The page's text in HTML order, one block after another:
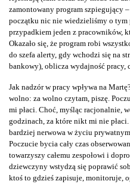
zamontowany program szpiegujący
początku nic nie wiedzieliśmy o tym
przypadkiem jeden z pracowników,
Okazało się, że program robi
do szefa alerty, gdy wchodzi się na
bankowy), oblicza wydajność
Jak nadzór w pracy wpływa na
wolno: za wolno czytam, piszę.
mi płaci. Choć, myśląc racjonalnie,
godzinach, za które nikt mi nie płaci.
bardziej nerwowa w życiu
Poczucie bycia cały czas
towarzyszy całemu zespołowi i
dziewczyny wstydzą się poprawić
ktoś to gdzieś zapisuje, monitoruje,